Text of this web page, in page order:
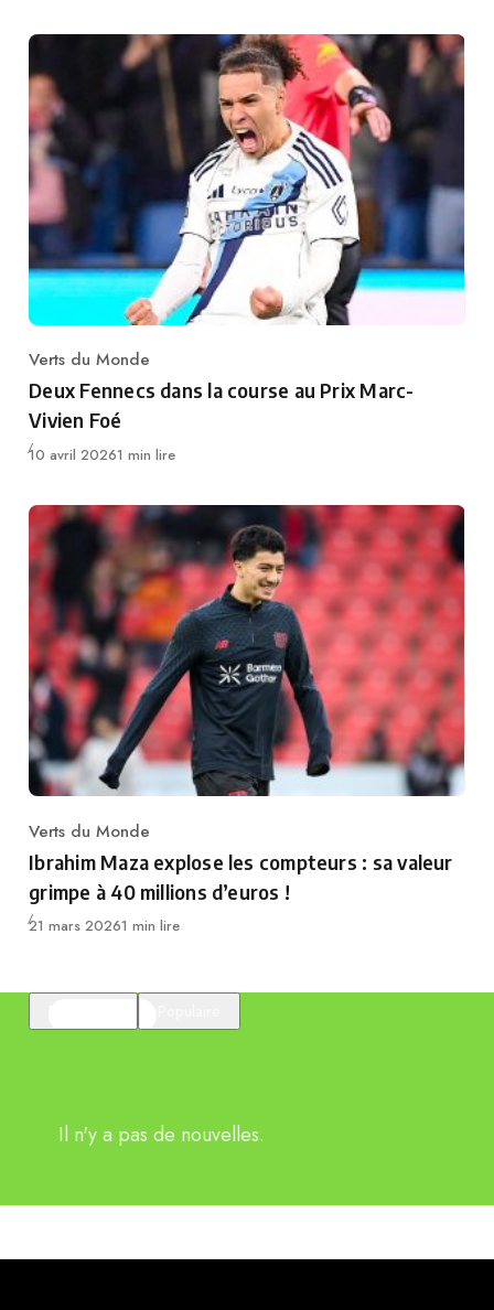
Category
Verts du Monde
Deux Fennecs dans la course au Prix Marc-
Vivien Foé
Publié
10 avril 20261 min lire
Category
Verts du Monde
Ibrahim Maza explose les compteurs : sa valeur
grimpe à 40 millions d’euros !
Publié
21 mars 20261 min lire
Il n'y a pas de nouvelles.